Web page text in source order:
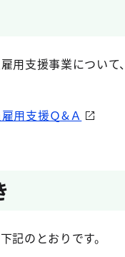
用支援事業について
用支援Ｑ&Ａ
記のとおりです。